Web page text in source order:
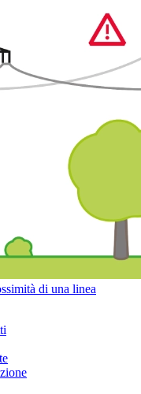
di una linea